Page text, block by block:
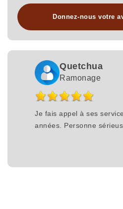
Donnez-nous votre
Quetchua
Ramonage
Je fais appel à ses
années. Personne